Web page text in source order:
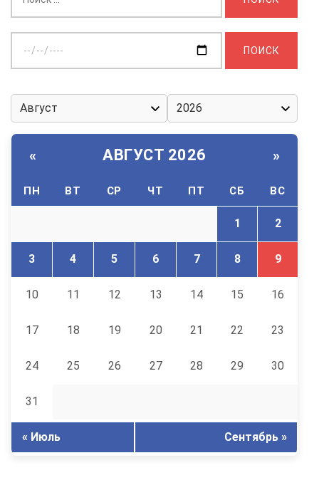
дату:
« АВГУСТ 2026 »
ПН ВТ СР ЧТ ПТ СБ ВС
1 2
3 4 5 6 7 8 9
10 11 12 13 14 15 16
17 18 19 20 21 22 23
24 25 26 27 28 29 30
31
« Июль Сентябрь »